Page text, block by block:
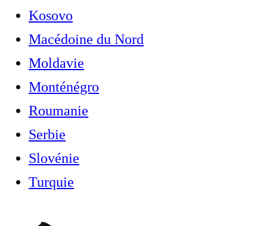
Kosovo
Macédoine du Nord
Moldavie
Monténégro
Roumanie
Serbie
Slovénie
Turquie